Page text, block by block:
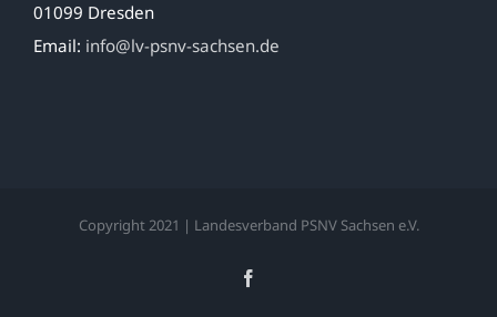
01099 Dresden
Email: info@lv-psnv-sachsen.de
Copyright 2021 | Landesverband PSNV Sachsen e.V.